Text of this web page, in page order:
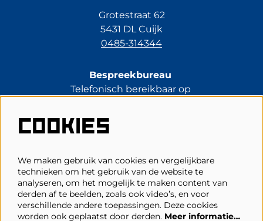
Grotestraat 62
5431 DL Cuijk
0485-314344
Bespreekbureau
Telefonisch bereikbaar op
0485-314344
kassa@schouwburgcuijk.nl
Veelgestelde vragen
Zaalplattegronden
Privacy, cookies & voorwaarden
COOKIES
We maken gebruik van cookies en vergelijkbare
technieken om het gebruik van de website te
analyseren, om het mogelijk te maken content van
derden af te beelden, zoals ook video’s, en voor
verschillende andere toepassingen. Deze cookies
worden ook geplaatst door derden. Meer informatie…